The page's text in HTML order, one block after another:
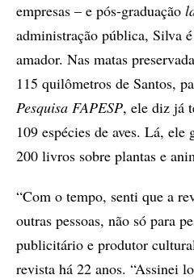
empresas – e pós-graduação
administração pública, Silva
amador. Nas matas
115 quilômetros de Santos,
Pesquisa FAPESP, ele diz já
109 espécies de aves. Lá, ele
200 livros sobre plantas e
“Com o tempo, senti que a
outras pessoas, não só para
publicitário e produtor
revista há 22 anos. “Assinei